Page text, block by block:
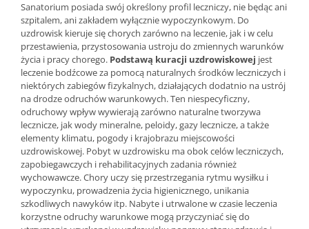
Sanatorium posiada swój określony profil leczniczy, nie będąc ani
szpitalem, ani zakładem wyłącznie wypoczynkowym. Do
uzdrowisk kieruje się chorych zarówno na leczenie, jak i w celu
przestawienia, przystosowania ustroju do zmiennych warunków
życia i pracy chorego. Podstawą kuracji uzdrowiskowej jest
leczenie bodźcowe za pomocą naturalnych środków leczniczych i
niektórych zabiegów fizykalnych, działających dodatnio na ustrój
na drodze odruchów warunkowych. Ten niespecyficzny,
odruchowy wpływ wywierają zarówno naturalne tworzywa
lecznicze, jak wody mineralne, peloidy, gazy lecznicze, a także
elementy klimatu, pogody i krajobrazu miejscowości
uzdrowiskowej. Pobyt w uzdrowisku ma obok celów leczniczych,
zapobiegawczych i rehabilitacyjnych zadania również
wychowawcze. Chory uczy się przestrzegania rytmu wysiłku i
wypoczynku, prowadzenia życia higienicznego, unikania
szkodliwych nawyków itp. Nabyte i utrwalone w czasie leczenia
korzystne odruchy warunkowe mogą przyczyniać się do